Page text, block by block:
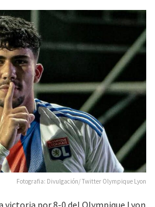
Fotografia: Divulgación/ Twitter Olympique Lyon